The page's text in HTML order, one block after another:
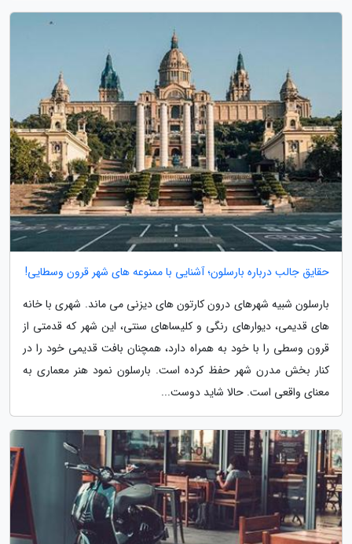
حقایق جالب درباره بارسلون؛ آشنایی با ممنوعه های شهر قرون وسطایی!
بارسلون شبیه شهرهای درون کارتون های دیزنی می ماند. شهری با خانه
های قدیمی، دیوارهای رنگی و کلیساهای سنتی، این شهر که قدمتی از
قرون وسطی را با خود به همراه دارد، همچنان بافت قدیمی خود را در
کنار بخش مدرن شهر حفظ کرده است. بارسلون نمود هنر معماری به
معنای واقعی است. حالا شاید دوست...